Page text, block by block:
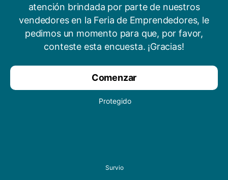
atención brindada por parte de nuestros
vendedores en la Feria de Emprendedores, le
pedimos un momento para que, por favor,
conteste esta encuesta. ¡Gracias!
Comenzar
Protegido
Survio